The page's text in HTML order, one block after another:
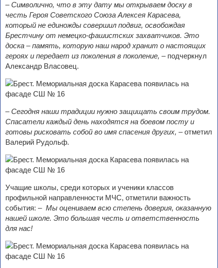
–Символично, что в эту дату мы открываем доску в
честь Героя Советского Союза Алексея Карасева,
который не единожды совершил подвиг, освобождая
Брестчину от немецко-фашистских захватчиков. Это
доска – память, которую наш народ хранит о настоящих
героях и передает из поколения в поколение, – подчеркнул
Александр Власовец.
– Сегодня наши традиции нужно защищать своим трудом.
Спасатели каждый день находятся на боевом посту и
готовы рисковать собой во имя спасения других, –отметил
Валерий Рудольф.
Учащие школы, среди которых и ученики классов
профильной направленности МЧС, отметили важность
события: – Мы оцениваем всю степень доверия, оказанную
нашей школе. Это большая честь и ответственность
для нас!